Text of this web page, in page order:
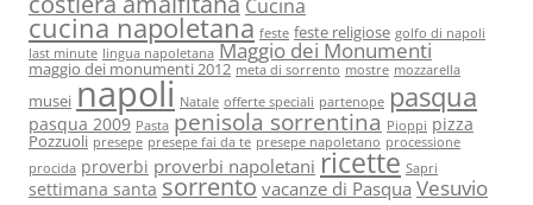
Cucina
cucina napoletana feste feste religiose golfo di napoli
last minute lingua napoletana Maggio dei Monumenti
maggio dei monumenti 2012 meta di sorrento mostre mozzarella
musei napoli Natale offerte speciali partenope pasqua
pasqua 2009 Pasta penisola sorrentina Pioppi pizza
Pozzuoli presepe presepe fai da te presepe napoletano processione
procida proverbi proverbi napoletani ricette Sapri
settimana santa sorrento vacanze di Pasqua Vesuvio